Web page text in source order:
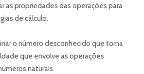
as propriedades das operações para
de cálculo.
o número desconhecido que torna
que envolve as operações
naturais.